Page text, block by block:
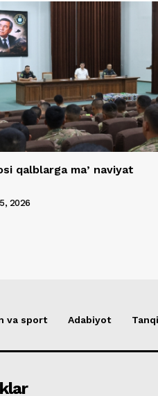
qalblarga maʼnaviyat
2026
va sport Adabiyot